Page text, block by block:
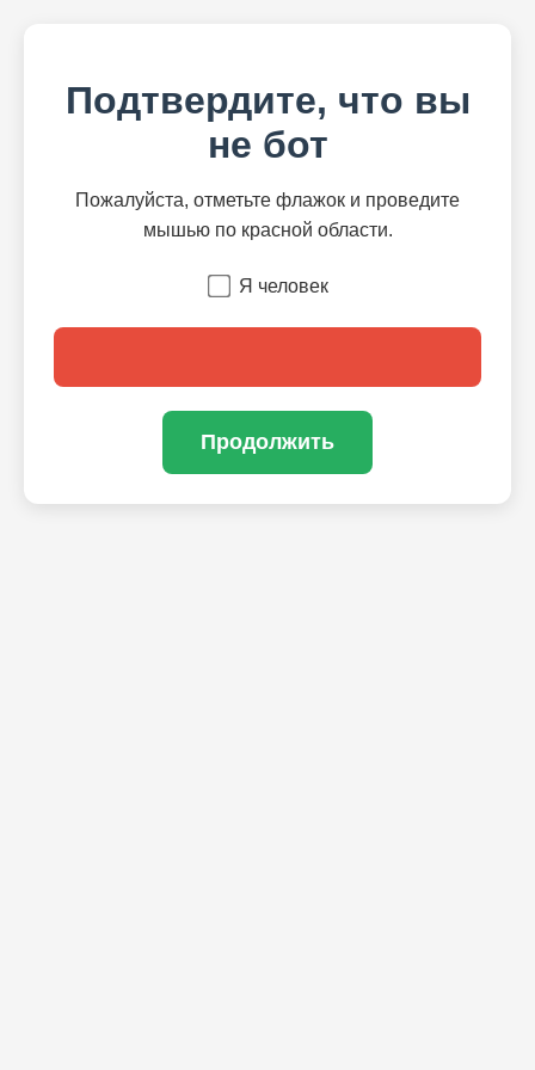
Подтвердите, что вы
не бот
Пожалуйста, отметьте флажок и проведите
мышью по красной области.
Я человек
Продолжить